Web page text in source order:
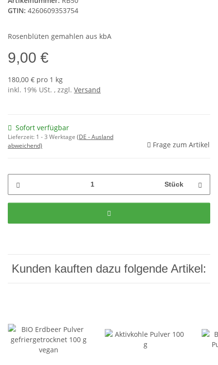
GTIN: 4260609353754
Rosenblüten gemahlen aus kbA
9,00 €
180,00 € pro 1 kg
inkl. 19% USt. , zzgl. Versand
Sofort verfügbar
Lieferzeit: 1 - 3 Werktage (DE - Ausland
abweichend)
Frage zum Artikel
Stück
Kunden kauften dazu folgende Artikel: